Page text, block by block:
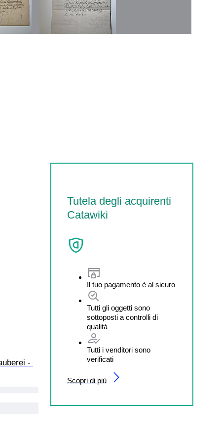
Tutela degli acquirenti
Catawiki
Il tuo pagamento è al sicuro
Tutti gli oggetti sono
sottoposti a controlli di
qualità
Tutti i venditori sono
verificati
Scopri di più
-